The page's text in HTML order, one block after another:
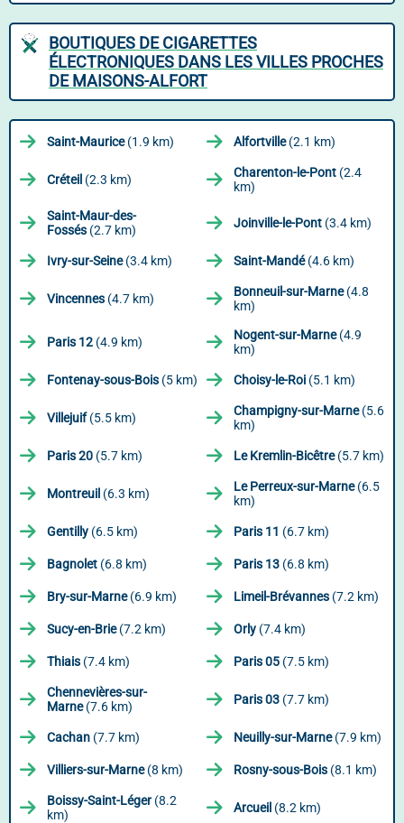
BOUTIQUES DE CIGARETTES
ÉLECTRONIQUES DANS LES VILLES PROCHES
DE MAISONS-ALFORT
Saint-Maurice(1.9 km) Alfortville(2.1 km)
Créteil (2.3 km) Charenton-le-Pont (2.4
km)
Saint-Maur-des-
Fossés (2.7 km) Joinville-le-Pont (3.4 km)
Ivry-sur-Seine(3.4 km) Saint-Mandé(4.6 km)
Vincennes (4.7 km) Bonneuil-sur-Marne(4.8
km)
Paris 12 (4.9 km) Nogent-sur-Marne(4.9
km)
Fontenay-sous-Bois (5 km) Choisy-le-Roi (5.1 km)
Villejuif(5.5 km) Champigny-sur-Marne(5.6
km)
Paris 20 (5.7 km) Le Kremlin-Bicêtre(5.7 km)
Montreuil (6.3 km) Le Perreux-sur-Marne(6.5
km)
Gentilly (6.5 km) Paris 11 (6.7 km)
Bagnolet (6.8 km) Paris 13 (6.8 km)
Bry-sur-Marne(6.9 km) Limeil-Brévannes (7.2 km)
Sucy-en-Brie(7.2 km) Orly (7.4 km)
Thiais (7.4 km) Paris 05 (7.5 km)
Chennevières-sur-
Marne(7.6 km) Paris 03 (7.7 km)
Cachan (7.7 km) Neuilly-sur-Marne(7.9 km)
Villiers-sur-Marne(8 km) Rosny-sous-Bois (8.1 km)
Boissy-Saint-Léger(8.2
km)
Arcueil (8.2 km)